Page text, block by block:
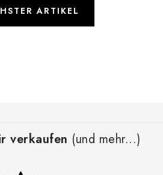
ARTIKEL
verkaufen (und mehr...)